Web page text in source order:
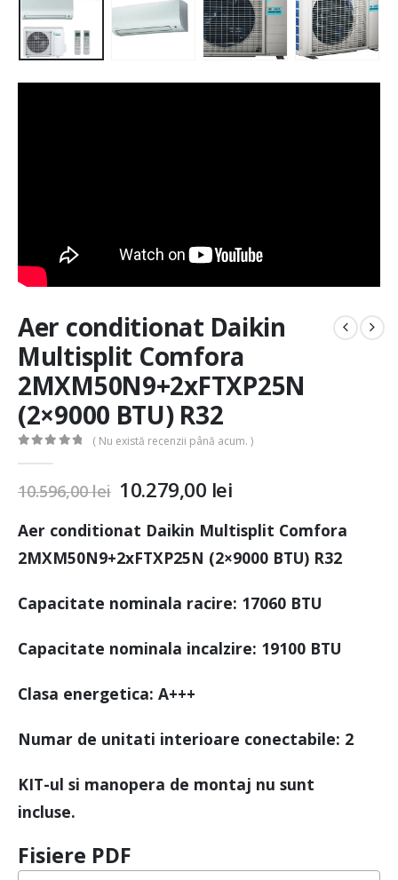
Aer conditionat Daikin
Multisplit Comfora
2MXM50N9+2xFTXP25N
(2×9000 BTU) R32
( Nu există recenzii până acum. )
10.596,00lei 10.279,00 lei
Aer conditionat Daikin Multisplit Comfora
2MXM50N9+2xFTXP25N (2×9000 BTU) R32
Capacitate nominala racire: 17060 BTU
Capacitate nominala incalzire: 19100 BTU
Clasa energetica: A+++
Numar de unitati interioare conectabile: 2
KIT-ul si manopera de montaj nu sunt
incluse.
Fisiere PDF